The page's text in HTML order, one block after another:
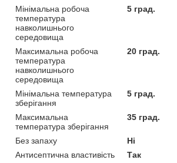
Мінімальна робоча
температура
навколишнього
середовища
5 град.
Максимальна робоча
температура
навколишнього
середовища
20 град.
Мінімальна температура
зберігання
5 град.
Максимальна
температура зберігання
35 град.
Без запаху
Ні
Антисептична властивість
Так